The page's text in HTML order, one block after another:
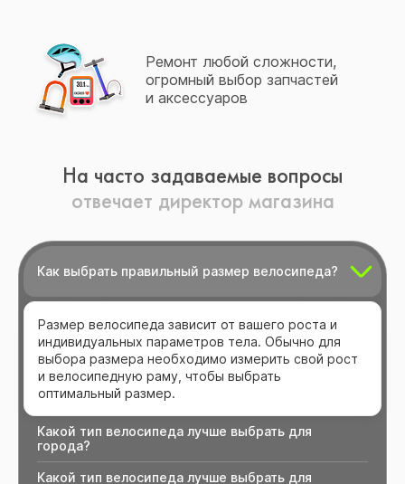
Ремонт любой сложности,
огромный выбор запчастей
и аксессуаров
На часто задаваемые вопросы
отвечает директор магазина
Как выбрать правильный размер велосипеда?
Размер велосипеда зависит от вашего роста и
индивидуальных параметров тела. Обычно для
выбора размера необходимо измерить свой рост
и велосипедную раму, чтобы выбрать
оптимальный размер.
Какой тип велосипеда лучше выбрать для
города?
Какой тип велосипеда лучше выбрать для